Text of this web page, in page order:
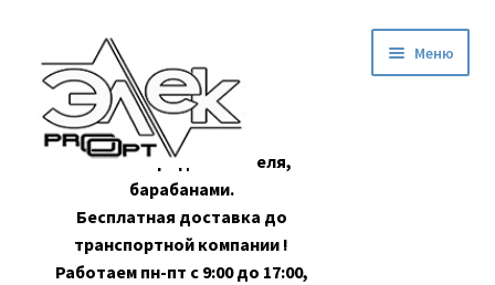
навигации
содержимому
Оптовая продажа кабеля,
барабанами.
Бесплатная доставка до
транспортной компании !
Работаем пн-пт с 9:00 до 17:00,
Меню